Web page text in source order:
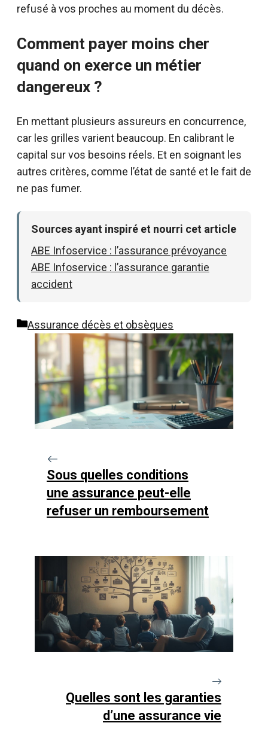
refusé à vos proches au moment du décès.
Comment payer moins cher
quand on exerce un métier
dangereux ?
En mettant plusieurs assureurs en concurrence,
car les grilles varient beaucoup. En calibrant le
capital sur vos besoins réels. Et en soignant les
autres critères, comme l’état de santé et le fait de
ne pas fumer.
Sources ayant inspiré et nourri cet article
ABE Infoservice : l’assurance prévoyance
ABE Infoservice : l’assurance garantie
accident
Catégories
Assurance décès et obsèques
Sous quelles conditions
une assurance peut-elle
refuser un remboursement
Quelles sont les garanties
d’une assurance vie